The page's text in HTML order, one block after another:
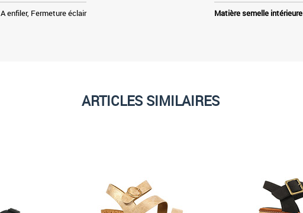
A enfiler, Fermeture éclair Matière semelle intérieure
ARTICLES SIMILAIRES